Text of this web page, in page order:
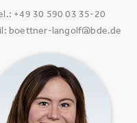
+49 30 590 03 35-20
boettner-langolf@bde.de